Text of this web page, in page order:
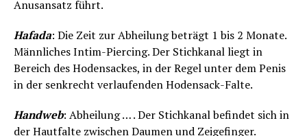
Anusansatz führt.
Hafada: Die Zeit zur Abheilung beträgt 1 bis 2 Monate.
Männliches Intim-Piercing. Der Stichkanal liegt in
Bereich des Hodensackes, in der Regel unter dem Penis
in der senkrecht verlaufenden Hodensack-Falte.
Handweb: Abheilung … . Der Stichkanal befindet sich in
der Hautfalte zwischen Daumen und Zeigefinger.